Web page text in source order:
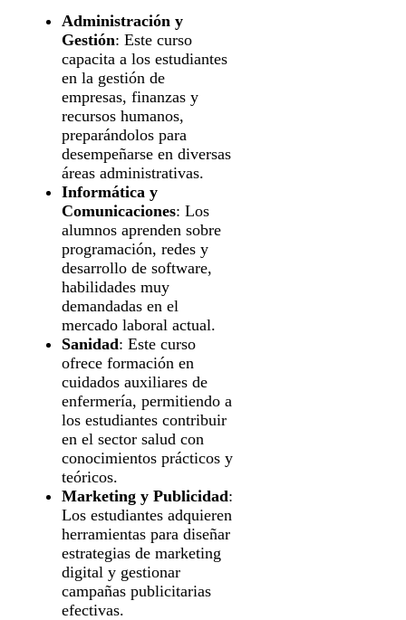
Administración y
Gestión: Este curso
capacita a los estudiantes
en la gestión de
empresas, finanzas y
recursos humanos,
preparándolos para
desempeñarse en diversas
áreas administrativas.
Informática y
Comunicaciones: Los
alumnos aprenden sobre
programación, redes y
desarrollo de software,
habilidades muy
demandadas en el
mercado laboral actual.
Sanidad: Este curso
ofrece formación en
cuidados auxiliares de
enfermería, permitiendo a
los estudiantes contribuir
en el sector salud con
conocimientos prácticos y
teóricos.
Marketing y Publicidad:
Los estudiantes adquieren
herramientas para diseñar
estrategias de marketing
digital y gestionar
campañas publicitarias
efectivas.